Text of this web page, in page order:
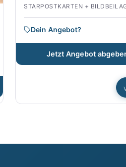
STARPOSTKARTEN +
Dein Angebot?
Jetzt Angebot